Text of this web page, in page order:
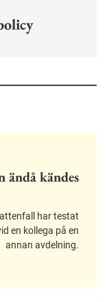
ändå kändes
har testat
en kollega på en
annan avdelning.